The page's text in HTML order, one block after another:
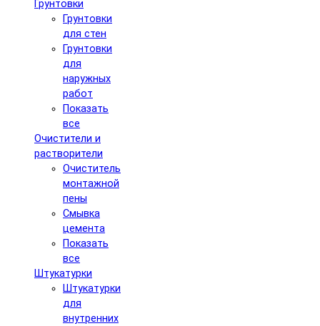
Грунтовки
Грунтовки
для стен
Грунтовки
для
наружных
работ
Показать
все
Очистители и
растворители
Очиститель
монтажной
пены
Смывка
цемента
Показать
все
Штукатурки
Штукатурки
для
внутренних